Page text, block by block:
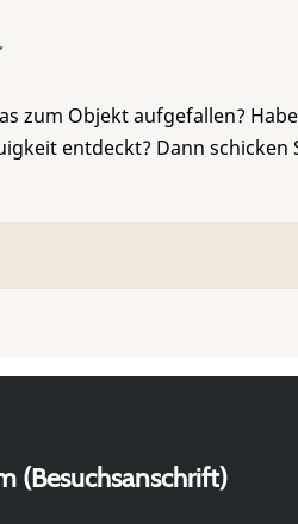
zum Objekt aufgefallen?
entdeckt? Dann schicken
(Besuchsanschrift)